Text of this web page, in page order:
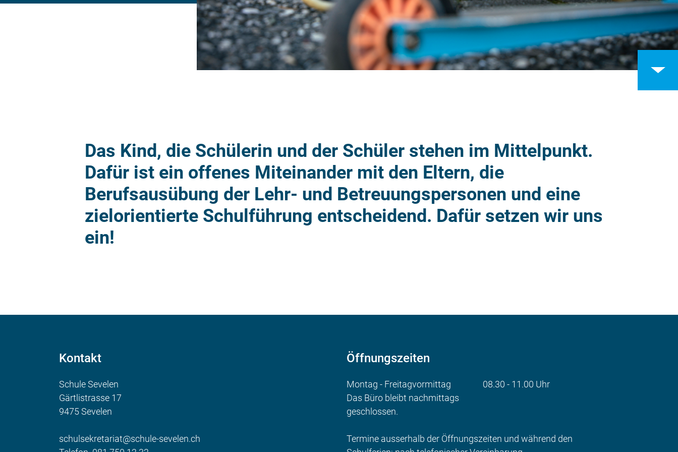
Das Kind, die Schülerin und der Schüler stehen im Mittelpunkt.
Dafür ist ein offenes Miteinander mit den Eltern, die
Berufsausübung der Lehr- und Betreuungspersonen und eine
zielorientierte Schulführung entscheidend. Dafür setzen wir uns
ein!
Kontakt
Schule Sevelen
Gärtlistrasse 17
9475 Sevelen
schulsekretariat@schule-sevelen.ch
Öffnungszeiten
Montag - Freitagvormittag
08.30 - 11.00 Uhr
Das Büro bleibt nachmittags
geschlossen.
Termine ausserhalb der Öffnungszeiten und während den